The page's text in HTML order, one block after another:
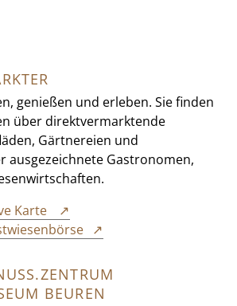
genießen und erleben. Sie finden
über direktvermarktende
Gärtnereien und
ausgezeichnete Gastronomen,
Karte
BEUREN